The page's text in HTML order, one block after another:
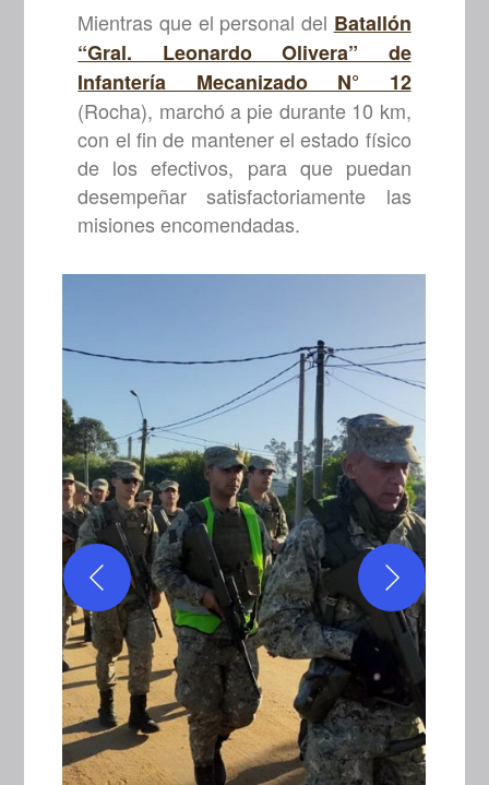
Mientras que el personal del Batallón
“Gral. Leonardo Olivera” de
Infantería Mecanizado N° 12
(Rocha), marchó a pie durante 10 km,
con el fin de mantener el estado físico
de los efectivos, para que puedan
desempeñar satisfactoriamente las
misiones encomendadas.